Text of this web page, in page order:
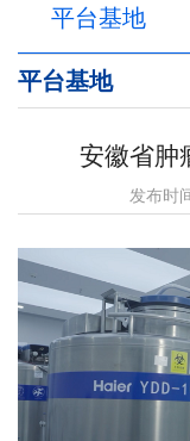
平台基地
平台基地
安徽省肿
发布时